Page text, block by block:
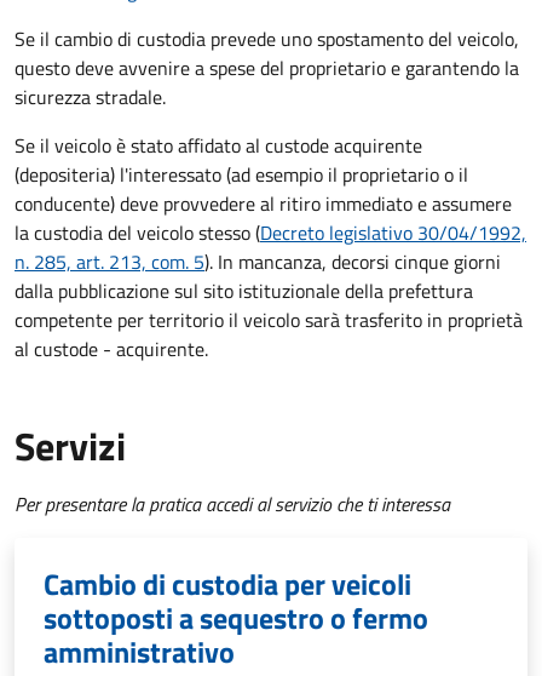
Se il cambio di custodia prevede uno spostamento del veicolo,
questo deve avvenire a spese del proprietario e garantendo la
sicurezza stradale.
Se il veicolo è stato affidato al custode acquirente
(depositeria) l'interessato (ad esempio il proprietario o il
conducente) deve provvedere al ritiro immediato e assumere
la custodia del veicolo stesso (Decreto legislativo 30/04/1992,
n. 285, art. 213, com. 5). In mancanza, decorsi cinque giorni
dalla pubblicazione sul sito istituzionale della prefettura
competente per territorio il veicolo sarà trasferito in proprietà
al custode - acquirente.
Servizi
Per presentare la pratica accedi al servizio che ti interessa
Cambio di custodia per veicoli
sottoposti a sequestro o fermo
amministrativo